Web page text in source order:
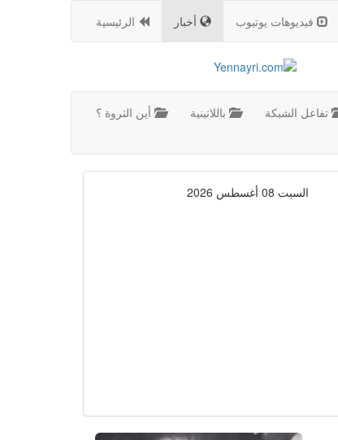
الرئيسية أخبار فيديوهات يوتيوب
أين الثروة ؟
باللاتينية تفاعل الشبكة
السبت 08 أغسطس 2026